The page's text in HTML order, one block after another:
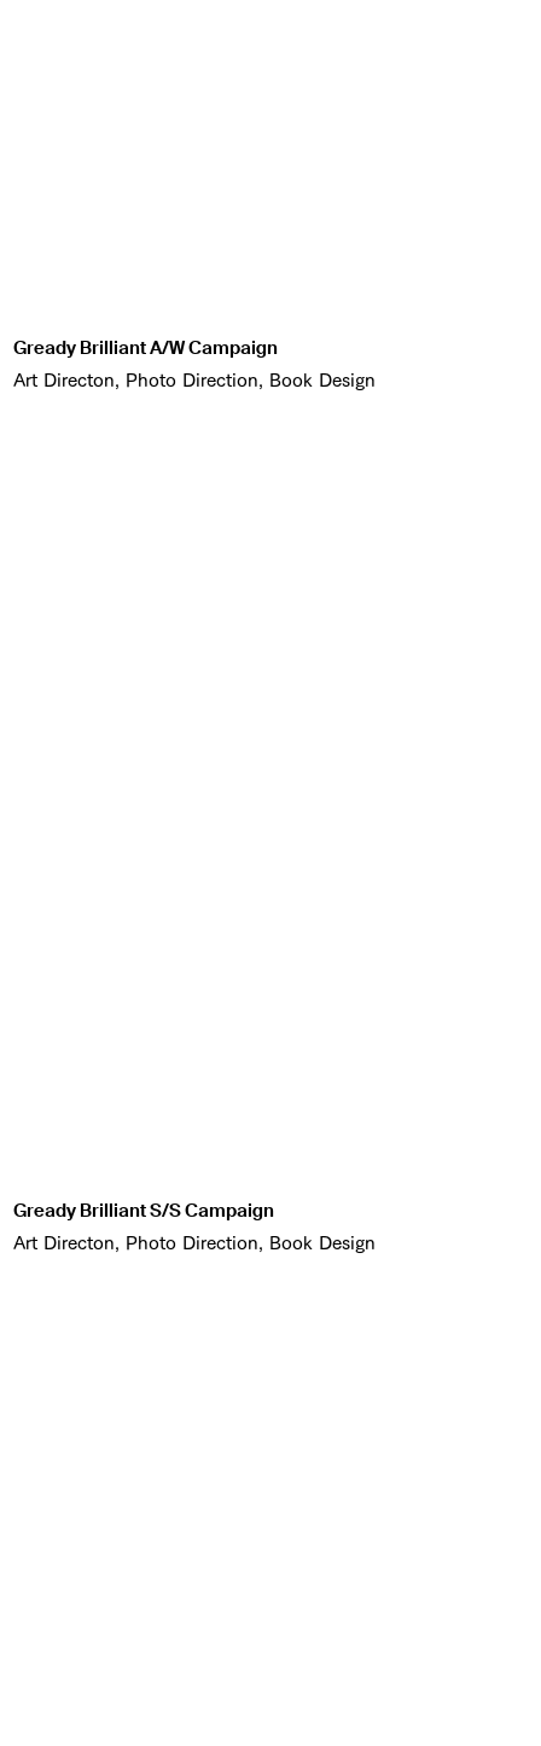
Gready Brilliant A/W Campaign
Art Directon, Photo Direction, Book Design
Gready Brilliant S/S Campaign
Art Directon, Photo Direction, Book Design